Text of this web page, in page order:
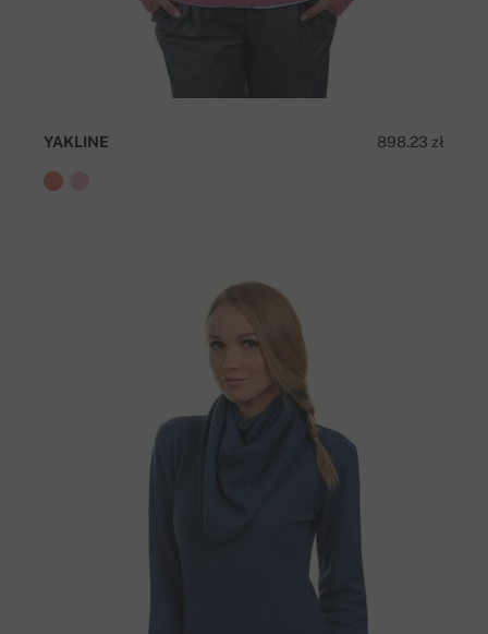
898.23 zł
YAKLINE